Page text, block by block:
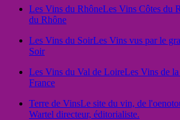
Les Vins du RhôneLes Vins Côtes du
du Rhône
Les Vins du SoirLes Vins vus par le
Soir
Les Vins du Val de LoireLes Vins de
France
Terre de VinsLe site du vin, de
Wartel directeur, éditorialiste.